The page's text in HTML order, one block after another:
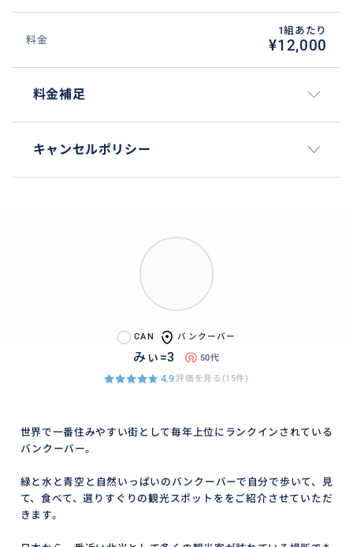
料金
1組あたり
¥12,000
料金補足
キャンセルポリシー
CAN バンクーバー
みぃ=3 50代
4.9評価を見る(15件)
世界で一番住みやすい街として毎年上位にランクインされている
バンクーバー。
緑と水と青空と自然いっぱいのバンクーバーで自分で歩いて、見
て、食べて、選りすぐりの観光スポットををご紹介させていただ
きます。